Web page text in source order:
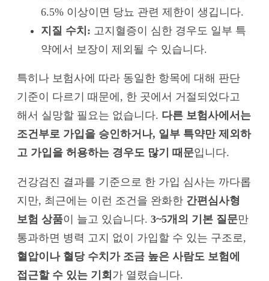
6.5% 이상이면 당뇨 관련 제한이 생깁니다.
지질 수치: 고지혈증이 심한 경우도 일부 특
약에서 보장이 제외될 수 있습니다.
특히나 보험사에 따라 동일한 항목에 대해 판단
기준이 다르기 때문에, 한 곳에서 거절되었다고
해서 실망할 필요는 없습니다. 다른 보험사에서는
조건부로 가입을 승인하거나, 일부 특약만 제외하
고 가입을 허용하는 경우도 많기 때문입니다.
건강검진 결과를 기준으로 한 가입 심사는 까다롭
지만, 최근에는 이런 조건을 완화한 간편심사형
보험 상품이 늘고 있습니다. 3~5개의 기본 질문만
통과하면 병력 고지 없이 가입할 수 있는 구조로,
혈압이나 혈당 수치가 조금 높은 사람도 보험에
접근할 수 있는 기회 가 열렸습니다.